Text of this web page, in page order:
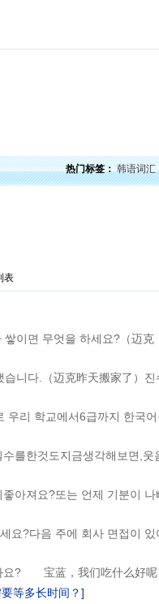
热门标签： 韩语词汇
表
쌓이면 무엇을 하세요?（迈克
습니다.（迈克昨天搬家了）진
우리 학교에서6급까지 한국
를한것도지금생각해보면,웃
아져요?또는 언제 기분이 나
요?다음 주에 회사 면접이 있
요? 宝蓝，我们吃什么好呢
等多长时间？]